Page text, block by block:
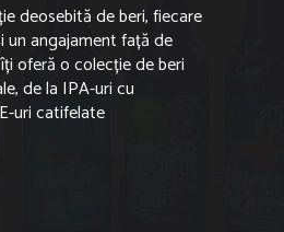
deosebită de beri, fiecare
angajament față de
oferă o colecție de beri
de la IPA-uri cu
uri catifelate